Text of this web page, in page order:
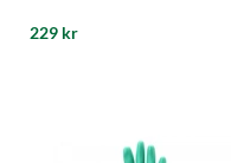
229 kr